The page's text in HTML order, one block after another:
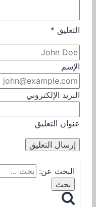
التعليق *
الإسم
البريد الإلكتروني
عنوان التعليق
البحث عن: